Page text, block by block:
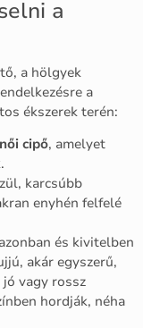
a
a hölgyek
a
ékszerek terén:
cipő, amelyet
karcsúbb
enyhén felfelé
és kivitelben
akár egyszerű,
vagy rossz
hordják, néha